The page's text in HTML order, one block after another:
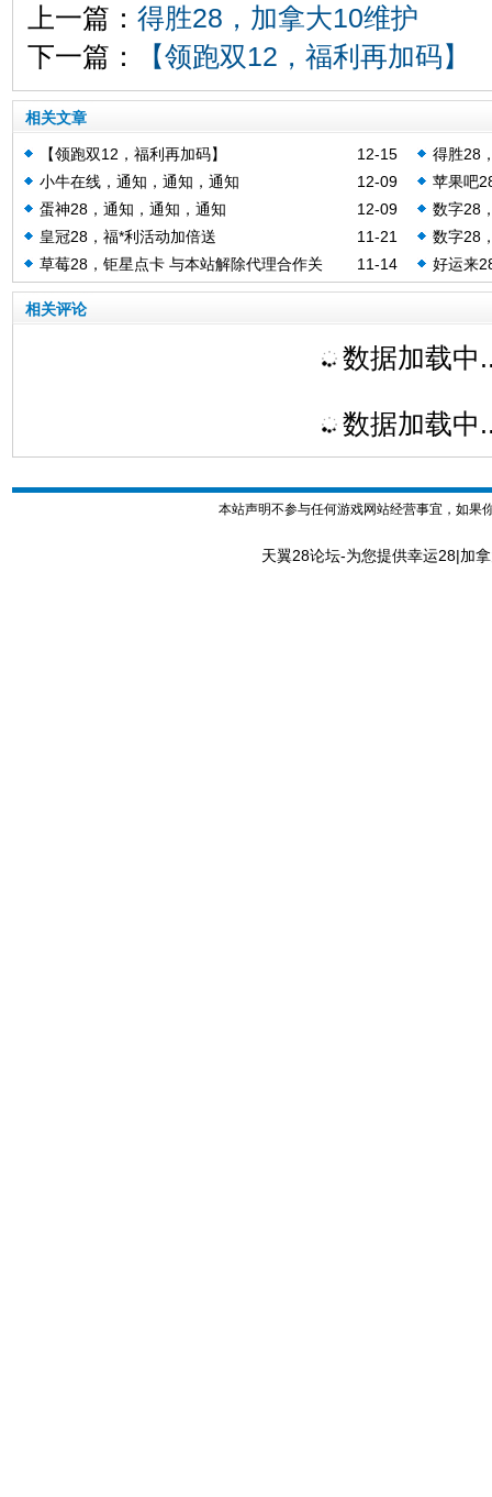
上一篇： 得胜28，加拿大10维护
下一篇：
【领跑双12，福利再加码】
相关文章
12-15
【领跑双12，福利再加码】
得胜28
12-09
小牛在线，通知，通知，通知
苹果吧
12-09
蛋神28，通知，通知，通知
数字28
11-21
皇冠28，福*利活动加倍送
数字28
11-14
草莓28，钜星点卡 与本站解除代理合作关
系！！
好运来
相关评论
数据加载中
数据加载中
本站声明不参与任何游戏网站经营事宜，如果
天翼28论坛-为您提供幸运28|加